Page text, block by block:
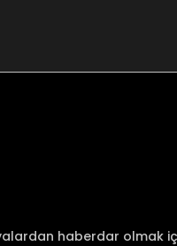
haberdar olmak